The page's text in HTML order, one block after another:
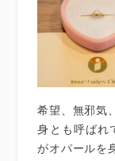
希望、無邪気
身とも呼ばれ
がオパールを